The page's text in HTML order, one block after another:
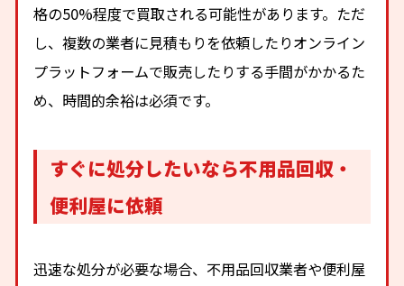
格の50%程度で買取される可能性があります。ただ
し、複数の業者に見積もりを依頼したりオンライン
プラットフォームで販売したりする手間がかかるた
め、時間的余裕は必須です。
すぐに処分したいなら不用品回収・
便利屋に依頼
迅速な処分が必要な場合、不用品回収業者や便利屋